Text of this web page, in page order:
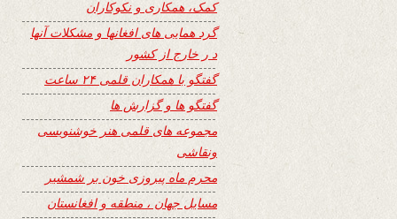
کمک، همکاری و نکوکاران
گرد همایی های افغانها و مشکلات آنها
د ر خارج از کشور
گفتگو با همکاران قلمی ۲۴ ساعت
گفتگو ها و گزارش ها
مجموعه های قلمی هنر خوشنویسی
ونقاشی
محرم ماه پیروزی خون بر شمشیر
مسایل جهان ، منطقه و افغانستان